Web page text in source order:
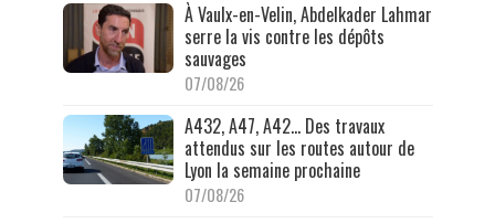
À Vaulx-en-Velin, Abdelkader Lahmar
serre la vis contre les dépôts
sauvages
07/08/26
A432, A47, A42… Des travaux
attendus sur les routes autour de
Lyon la semaine prochaine
07/08/26